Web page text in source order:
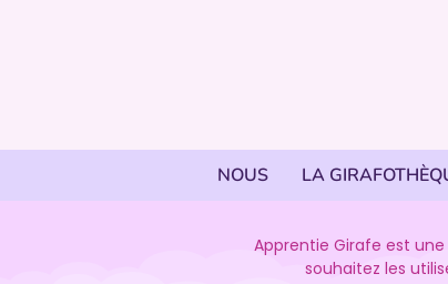
NOUS LA
Apprentie Girafe est
souhaitez les